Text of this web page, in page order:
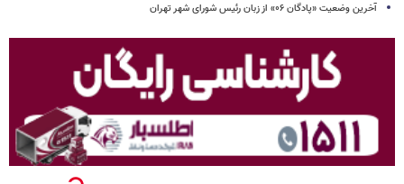
آخرین وضعیت «پادگان ۰۶» از زبان رئیس شورای شهر تهران